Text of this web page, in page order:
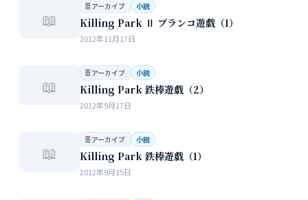
📖
🗄 アーカイブ 小説
Killing Park Ⅱ ブランコ遊戯（1）
2012年11月17日
📖
🗄 アーカイブ 小説
Killing Park 鉄棒遊戯（2）
2012年9月17日
📖
🗄 アーカイブ 小説
Killing Park 鉄棒遊戯（1）
2012年9月15日